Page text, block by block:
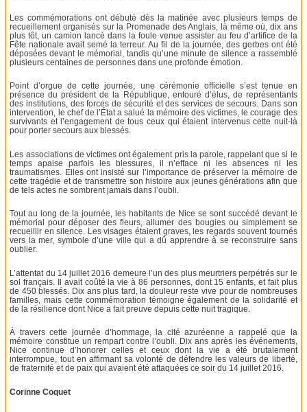
Les commémorations ont débuté dès la matinée avec plusieurs temps de
recueillement organisés sur la Promenade des Anglais, là même où, dix ans
plus tôt, un camion lancé dans la foule venue assister au feu d’artifice de la
Fête nationale avait semé la terreur. Au fil de la journée, des gerbes ont été
déposées devant le mémorial, tandis qu’une minute de silence a rassemblé
plusieurs centaines de personnes dans une profonde émotion.
Point d’orgue de cette journée, une cérémonie officielle s’est tenue en
présence du président de la République, entouré d’élus, de représentants
des institutions, des forces de sécurité et des services de secours. Dans son
intervention, le chef de l’État a salué la mémoire des victimes, le courage des
survivants et l’engagement de tous ceux qui étaient intervenus cette nuit-là
pour porter secours aux blessés.
Les associations de victimes ont également pris la parole, rappelant que si le
temps apaise parfois les blessures, il n’efface ni les absences ni les
traumatismes. Elles ont insisté sur l’importance de préserver la mémoire de
cette tragédie et de transmettre son histoire aux jeunes générations afin que
de tels actes ne sombrent jamais dans l’oubli.
Tout au long de la journée, les habitants de Nice se sont succédé devant le
mémorial pour déposer des fleurs, allumer des bougies ou simplement se
recueillir en silence. Les visages étaient graves, les regards souvent tournés
vers la mer, symbole d’une ville qui a dû apprendre à se reconstruire sans
oublier.
L’attentat du 14 juillet 2016 demeure l’un des plus meurtriers perpétrés sur le
sol français. Il avait coûté la vie à 86 personnes, dont 15 enfants, et fait plus
de 450 blessés. Dix ans plus tard, la douleur reste vive pour de nombreuses
familles, mais cette commémoration témoigne également de la solidarité et
de la résilience dont Nice a fait preuve depuis cette nuit tragique.
À travers cette journée d’hommage, la cité azuréenne a rappelé que la
mémoire constitue un rempart contre l’oubli. Dix ans après les événements,
Nice continue d’honorer celles et ceux dont la vie a été brutalement
interrompue, tout en affirmant sa volonté de défendre les valeurs de liberté,
de fraternité et de paix qui avaient été attaquées ce soir du 14 juillet 2016.
Corinne Coquet